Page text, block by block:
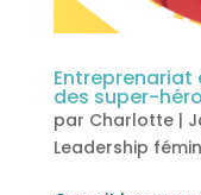
des super-
par Charlotte|
Leadership